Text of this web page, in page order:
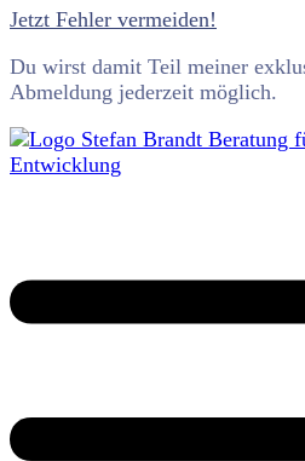
Jetzt Fehler vermeiden!
Du wirst damit Teil meiner
Abmeldung jederzeit möglich.